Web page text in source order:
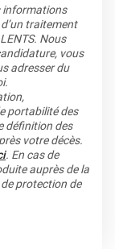
informations
traitement
Nous
vous
adresser du
portabilité des
définition des
votre décès.
. En cas de
auprès de la
protection de